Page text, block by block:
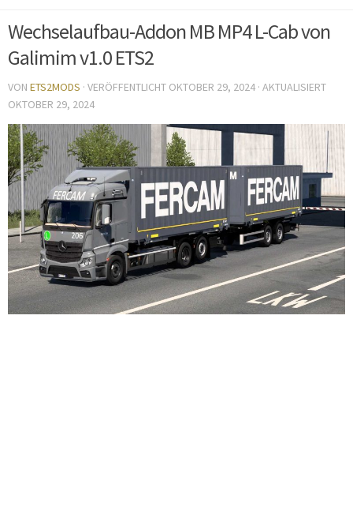
Wechselaufbau-Addon MB MP4 L-Cab von
Galimim v1.0 ETS2
VON ETS2MODS · VERÖFFENTLICHT OKTOBER 29, 2024 · AKTUALISIERT
OKTOBER 29, 2024